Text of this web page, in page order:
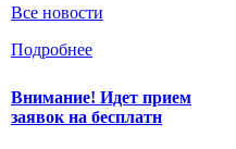
Все новости
Подробнее
Внимание! Идет прием
заявок на бесплатн